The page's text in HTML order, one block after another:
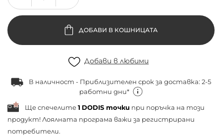
ДОБАВИ В КОШНИЦАТА
Добави в любими
В наличност - Приблизителен срок за доставка: 2-5
работни дни*
Ще спечелите1 DODIS точки при поръчка на този
продукт! Лоялната програма важи за регистрирани
потребители.